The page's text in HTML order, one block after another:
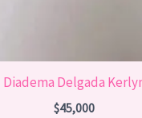
Diadema Delgada
$45,000